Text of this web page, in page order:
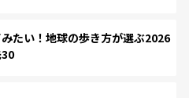
たい！地球の歩き方が選ぶ2026